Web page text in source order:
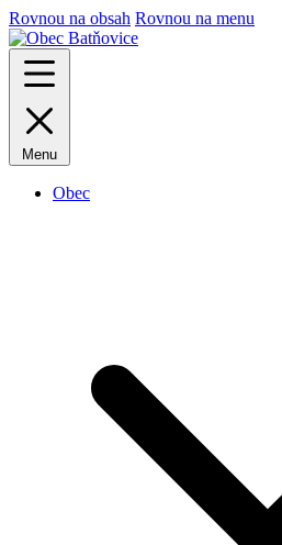
Rovnou na obsah Rovnou na menu
Menu
Obec